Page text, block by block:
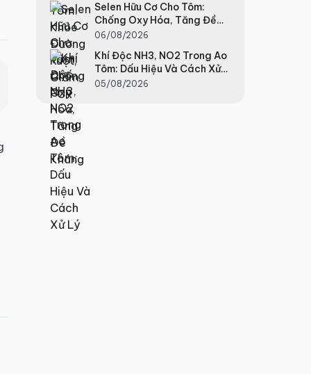
Selen Hữu Cơ Cho Tôm:
Chống Oxy Hóa, Tăng Đề
Kháng
06/08/2026
Khí Độc NH3, NO2 Trong Ao
Tôm: Dấu Hiệu Và Cách Xử
Lý
05/08/2026